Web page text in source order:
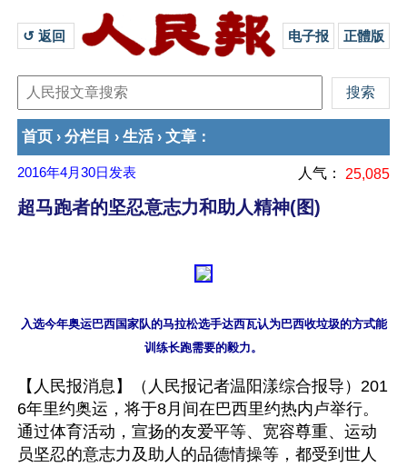
↺ 返回 电子报 正體版
首页 › 分栏目 › 生活 › 文章 ：
2016年4月30日 发表 人气： 25,085
超马跑者的坚忍意志力和助人精神(图)
入选今年奥运巴西国家队的马拉松选手达西瓦认为巴西收垃圾的方式能
【人民报消息】（人民报记者温阳漾综合报导）201
6年里约奥运，将于8月间在巴西里约热内卢举行。
通过体育活动，宣扬的友爱平等、宽容尊重、运动
员坚忍的意志力及助人的品德情操等，都受到世人